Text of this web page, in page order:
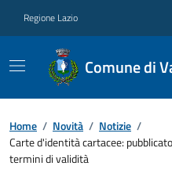
Regione Lazio
Comune di
Home / Novità / Notizie /
Carte d'identità cartacee:
termini di validità